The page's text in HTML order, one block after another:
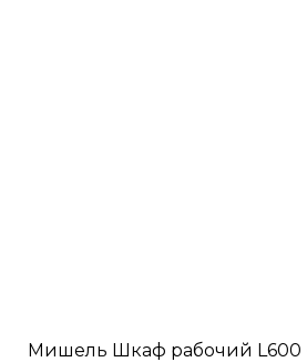
Мишель Шкаф рабочий L600